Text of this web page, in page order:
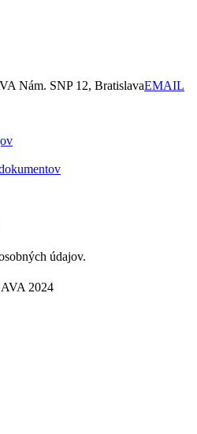
Nám. SNP 12, BratislavaEMAIL
údajov.
2024